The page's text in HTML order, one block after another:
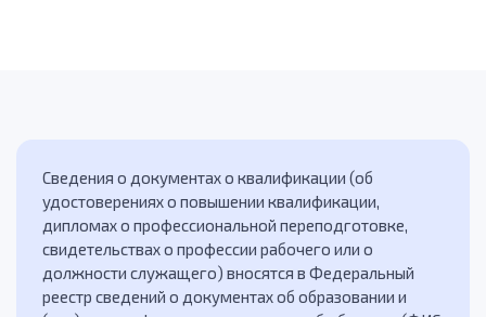
Сведения о документах о квалификации (об
удостоверениях о повышении квалификации,
дипломах о профессиональной переподготовке,
свидетельствах о профессии рабочего или о
должности служащего) вносятся в Федеральный
реестр сведений о документах об образовании и